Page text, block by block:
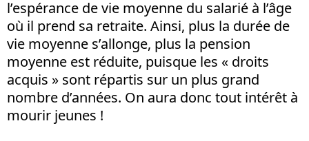
l’espérance de vie moyenne du salarié à l’âge
où il prend sa retraite. Ainsi, plus la durée de
vie moyenne s’allonge, plus la pension
moyenne est réduite, puisque les « droits
acquis » sont répartis sur un plus grand
nombre d’années. On aura donc tout intérêt à
mourir jeunes !